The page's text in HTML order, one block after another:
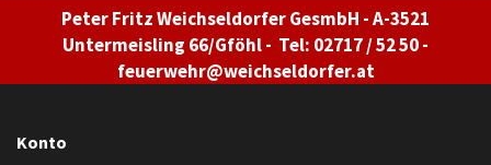
Peter Fritz Weichseldorfer GesmbH - A-3521
Untermeisling 66/Gföhl - Tel: 02717 / 52 50 -
feuerwehr@weichseldorfer.at
Konto